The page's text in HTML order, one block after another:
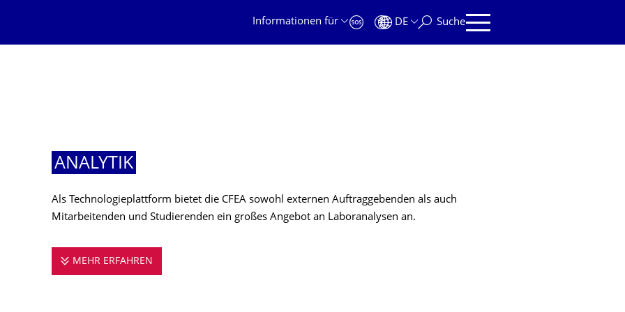
Informationen für
DE Suche
ANALYTIK
Als Technologieplattform bietet die CFEA sowohl externen Auftraggebenden als auch
Mitarbeitenden und Studierenden ein großes Angebot an Laboranalysen an.
MEHR ERFAHREN